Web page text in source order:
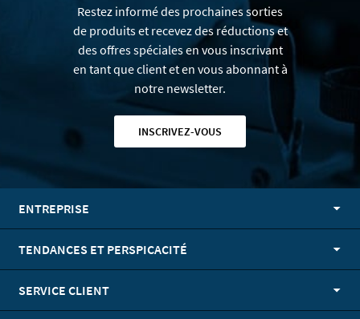
Restez informé des prochaines sorties
de produits et recevez des réductions et
des offres spéciales en vous inscrivant
en tant que client et en vous abonnant à
notre newsletter.
INSCRIVEZ-VOUS
ENTREPRISE
TENDANCES ET PERSPICACITÉ
SERVICE CLIENT